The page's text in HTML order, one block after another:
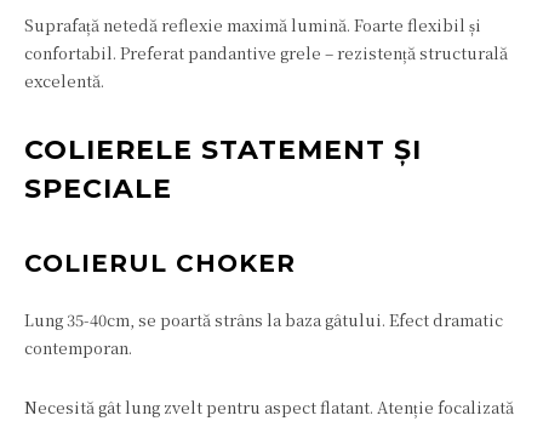
Suprafață netedă reflexie maximă lumină. Foarte flexibil și
confortabil. Preferat pandantive grele – rezistență structurală
excelentă.
COLIERELE STATEMENT ȘI
SPECIALE
COLIERUL CHOKER
Lung 35-40cm, se poartă strâns la baza gâtului. Efect dramatic
contemporan.
Necesită gât lung zvelt pentru aspect flatant. Atenție focalizată